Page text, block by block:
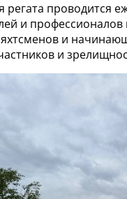
регата проводится
и профессионалов
и
и